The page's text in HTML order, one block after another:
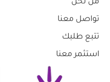
تواصل معنا
تتبع طلبك
استثمر معنا